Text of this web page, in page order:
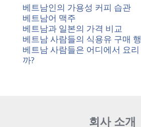
베트남인의 가용성 커피 습관
베트남어 맥주
베트남과 일본의 가격 비교
베트남 사람들의 식용유 구매
베트남 사람들은 어디에서 요
까?
회사 소개